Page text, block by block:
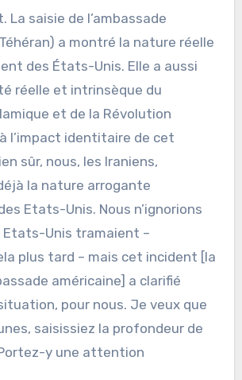
La saisie de l’ambassade
a montré la nature réelle
des États-Unis. Elle a aussi
réelle et intrinsèque du
et de la Révolution
l’impact identitaire de cet
sûr, nous, les Iraniens,
la nature arrogante
Etats-Unis. Nous n’ignorions
Etats-Unis tramaient –
plus tard – mais cet incident [la
américaine] a clarifié
pour nous. Je veux que
saisissiez la profondeur de
y une attention